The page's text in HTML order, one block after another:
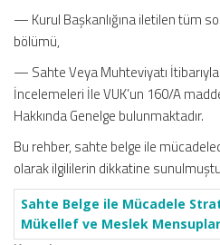
— Kurul Başkanlığına iletilen tüm
bölümü,
— Sahte Veya Muhteviyatı İtibarıyla
İncelemeleri İle VUK’un 160/A
Hakkında Genelge bulunmaktadır.
Bu rehber, sahte belge ile
olarak ilgililerin dikkatine
Sahte Belge ile Mücadele
Mükellef ve Meslek